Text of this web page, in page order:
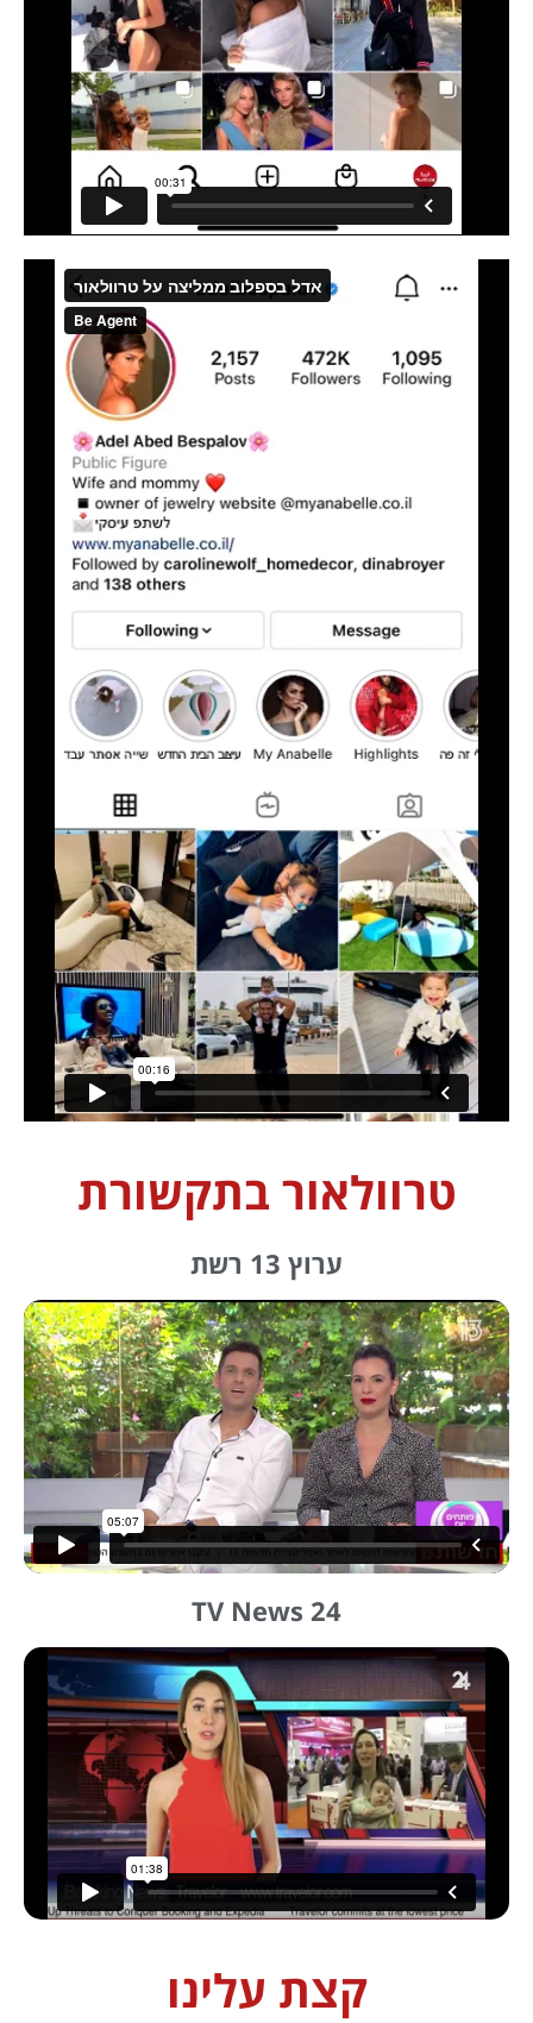
טרוולאור בתקשורת
ערוץ 13 רשת
TV News 24
קצת עלינו